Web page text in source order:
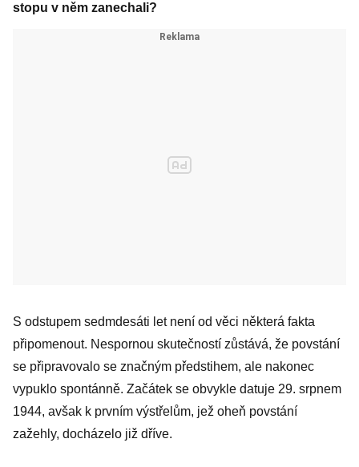
stopu v něm zanechali?
S odstupem sedmdesáti let není od věci některá fakta
připomenout. Nespornou skutečností zůstává, že povstání
se připravovalo se značným předstihem, ale nakonec
vypuklo spontánně. Začátek se obvykle datuje 29. srpnem
1944, avšak k prvním výstřelům, jež oheň povstání
zažehly, docházelo již dříve.